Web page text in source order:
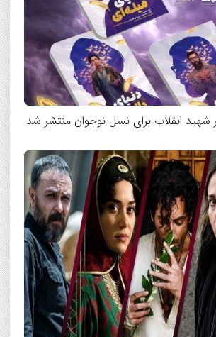
شهید انقلاب برای نسل نوجوان منتشر شد